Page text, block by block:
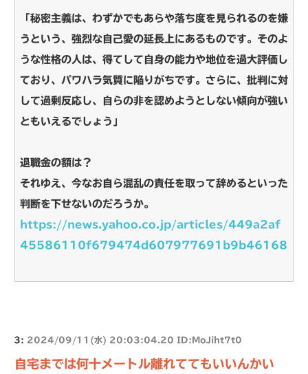
「秘密主義は、わずかでもあらや落ち度を見られるのを嫌
うという、強烈な自己愛の延長上にあるものです。そのよ
うな性格の人は、得てして自身の能力や地位を過大評価し
ており、パワハラ気質に陥りがちです。さらに、批判に対
して過剰反応し、自らの非を認めようとしない傾向が強い
ともいえるでしょう」
退職金の額は？
それゆえ、今なお自ら混乱の責任を取って辞めるといった
判断を下せないのだろうか。
https://news.yahoo.co.jp/articles/449a2af
45586110f679474d607977691b9b46168
3: 2024/09/11(水) 20:03:04.20 ID:MoJiht7t0
自宅までは何十メートル離れててもいいんかい